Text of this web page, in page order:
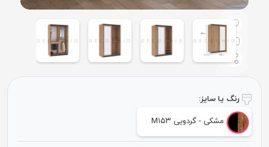
رنگ یا سایز:
مشکی - گردویی M۱۵۳